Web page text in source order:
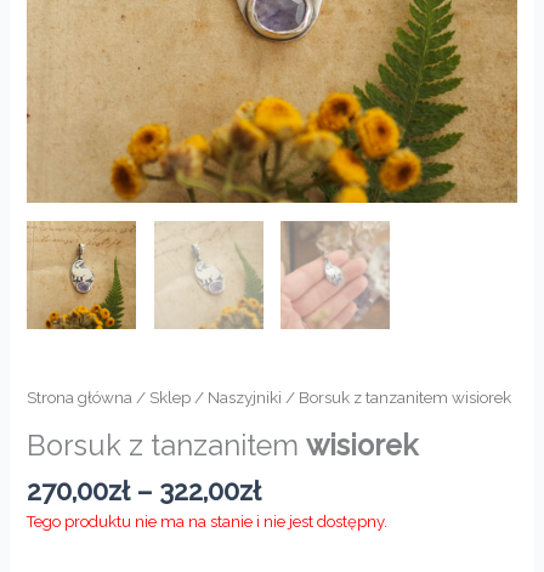
Strona główna / Sklep / Naszyjniki / Borsuk z tanzanitem wisiorek
Borsuk z tanzanitemwisiorek
270,00zł – 322,00złZakres
cen:
Tego produktu nie ma na stanie i nie jest dostępny.